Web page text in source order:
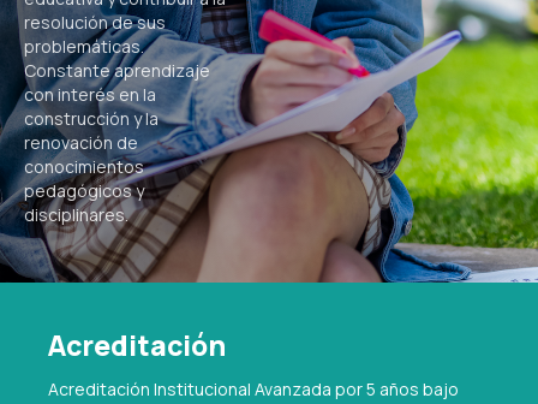
resolución de sus
problemáticas.
Constante aprendizaje
con interés en la
construcción y la
renovación de
conocimientos
pedagógicos y
disciplinares.
Acreditación
Acreditación Institucional Avanzada por 5 años bajo